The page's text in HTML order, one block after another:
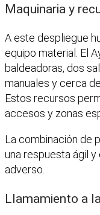
Maquinaria y
A este despliegue
equipo material. El
baldeadoras, dos
manuales y cerca
Estos recursos
accesos y zonas
La combinación de
una respuesta ágil
adverso.
Llamamiento a